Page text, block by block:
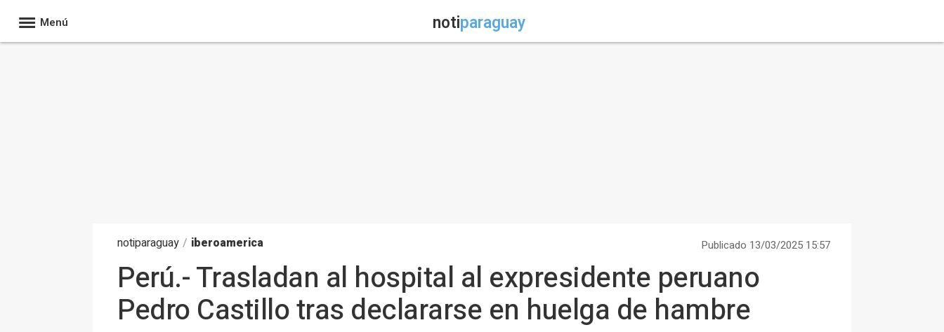
Menú notiparaguay
notiparaguay / iberoamerica Publicado 13/03/2025 15:57
Perú.- Trasladan al hospital al expresidente peruano
Pedro Castillo tras declararse en huelga de hambre